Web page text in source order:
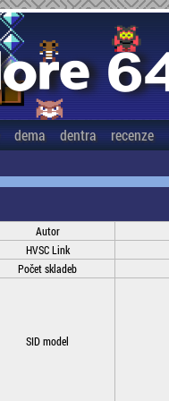
dema dentra recenze
Autor
HVSC Link
Počet skladeb
SID model